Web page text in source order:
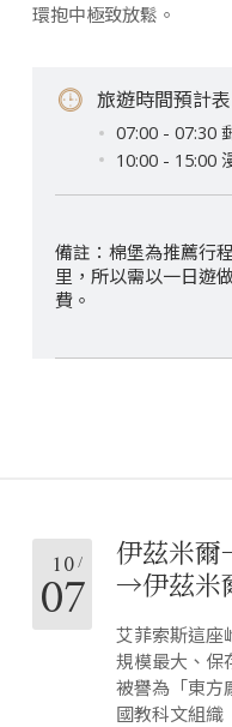
環抱中極致放鬆。
旅遊時間預計表
07:00 - 07:30
10:00 - 15:00
棉堡為推薦行
里，所以需以一日遊
費。
10
07
伊茲米
→伊茲米
艾菲索斯這座
規模最大、保
被譽為「東方
國教科文組織